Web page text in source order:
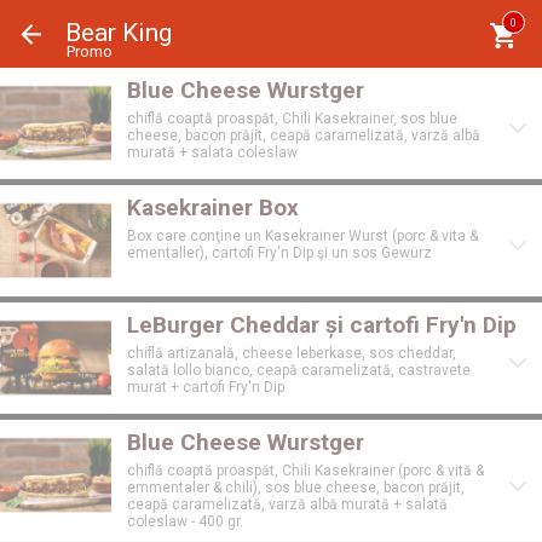
Bear King
Promo
0
Blue Cheese Wurstger
chiflă coaptă proaspăt, Chili Kasekrainer, sos blue
cheese, bacon prăjit, ceapă caramelizată, varză albă
murată + salata coleslaw
Kasekrainer Box
Box care conţine un Kasekrainer Wurst (porc & vita &
ementaller), cartofi Fry'n Dip şi un sos Gewürz
LeBurger Cheddar și cartofi Fry'n Dip
chiflă artizanală, cheese leberkase, sos cheddar,
salată lollo bianco, ceapă caramelizată, castravete
murat + cartofi Fry'n Dip
Blue Cheese Wurstger
chiflă coaptă proaspăt, Chili Kasekrainer (porc & vită &
emmentaler & chili), sos blue cheese, bacon prăjit,
ceapă caramelizată, varză albă murată + salată
coleslaw - 400 gr.